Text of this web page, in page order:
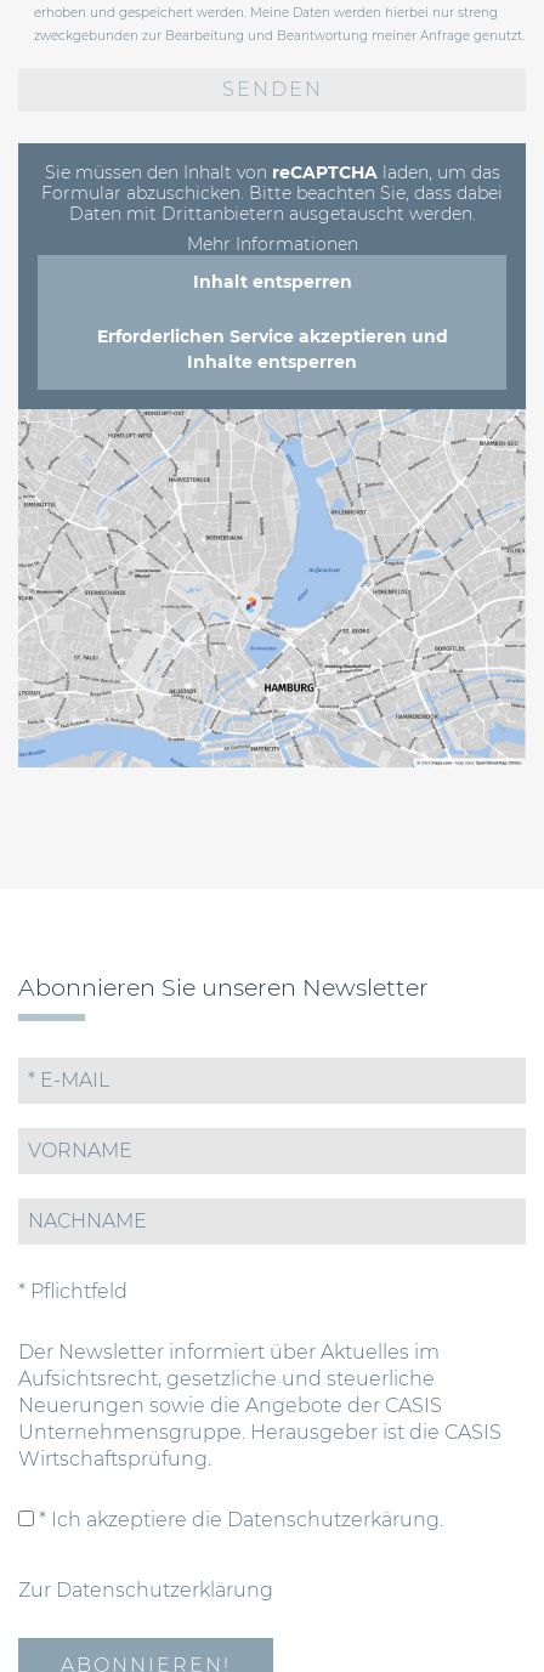
erhoben und gespeichert werden. Meine Daten werden hierbei nur streng
zweckgebunden zur Bearbeitung und Beantwortung meiner Anfrage genutzt.
Sie müssen den Inhalt von reCAPTCHAladen, um das
Formular abzuschicken. Bitte beachten Sie, dass dabei
Daten mit Drittanbietern ausgetauscht werden.
Mehr Informationen
Inhalt entsperren
Erforderlichen Service akzeptieren und
Inhalte entsperren
Abonnieren Sie unseren Newsletter
* Pflichtfeld
Der Newsletter informiert über Aktuelles im
Aufsichtsrecht, gesetzliche und steuerliche
Neuerungen sowie die Angebote der CASIS
Unternehmensgruppe. Herausgeber ist die CASIS
Wirtschaftsprüfung.
* Ich akzeptiere die Datenschutzerkärung.
Zur Datenschutzerklärung